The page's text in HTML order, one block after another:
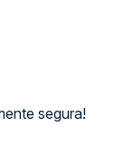
segura!